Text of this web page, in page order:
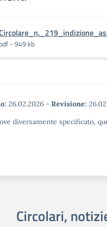
- 949 kb
26.02.2026 - Revisione:
diversamente specificato,
Circolari,